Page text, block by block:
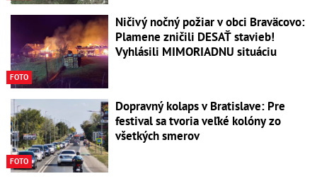
FOTO
Ničivý nočný požiar v obci Braväcovo:
Plamene zničili DESAŤ stavieb!
Vyhlásili MIMORIADNU situáciu
FOTO
Dopravný kolaps v Bratislave: Pre
festival sa tvoria veľké kolóny zo
všetkých smerov